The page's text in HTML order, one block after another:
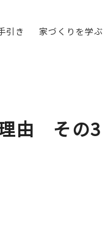
引き 家づくりを学ぶ
由 その3